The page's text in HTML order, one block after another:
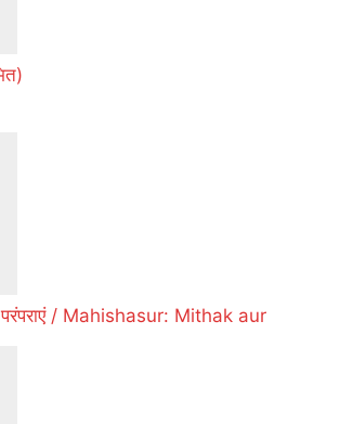
परंपराएं / Mahishasur: Mithak aur